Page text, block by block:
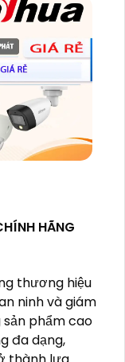
HÃNG
thương hiệu
ninh và giám
phẩm cao
đa dạng,